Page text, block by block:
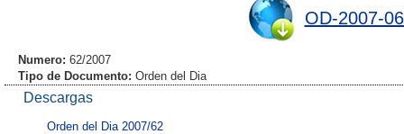
OD-2007-
Numero: 62/2007
Tipo de Documento: Orden del Dia
Descargas
Orden del Dia 2007/62